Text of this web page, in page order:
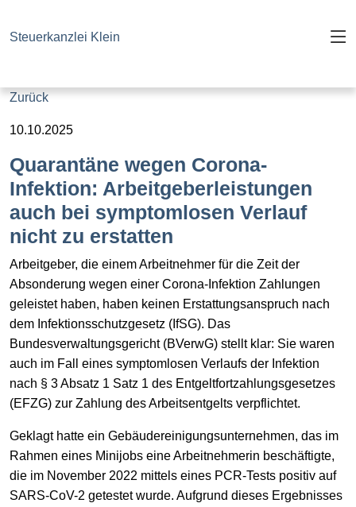
Steuerkanzlei Klein
Zurück
10.10.2025
Quarantäne wegen Corona-
Infektion: Arbeitgeberleistungen
auch bei symptomlosen Verlauf
nicht zu erstatten
Arbeitgeber, die einem Arbeitnehmer für die Zeit der
Absonderung wegen einer Corona-Infektion Zahlungen
geleistet haben, haben keinen Erstattungsanspruch nach
dem Infektionsschutzgesetz (IfSG). Das
Bundesverwaltungsgericht (BVerwG) stellt klar: Sie waren
auch im Fall eines symptomlosen Verlaufs der Infektion
nach § 3 Absatz 1 Satz 1 des Entgeltfortzahlungsgesetzes
(EFZG) zur Zahlung des Arbeitsentgelts verpflichtet.
Geklagt hatte ein Gebäudereinigungsunternehmen, das im
Rahmen eines Minijobs eine Arbeitnehmerin beschäftigte,
die im November 2022 mittels eines PCR-Tests positiv auf
SARS-CoV-2 getestet wurde. Aufgrund dieses Ergebnisses